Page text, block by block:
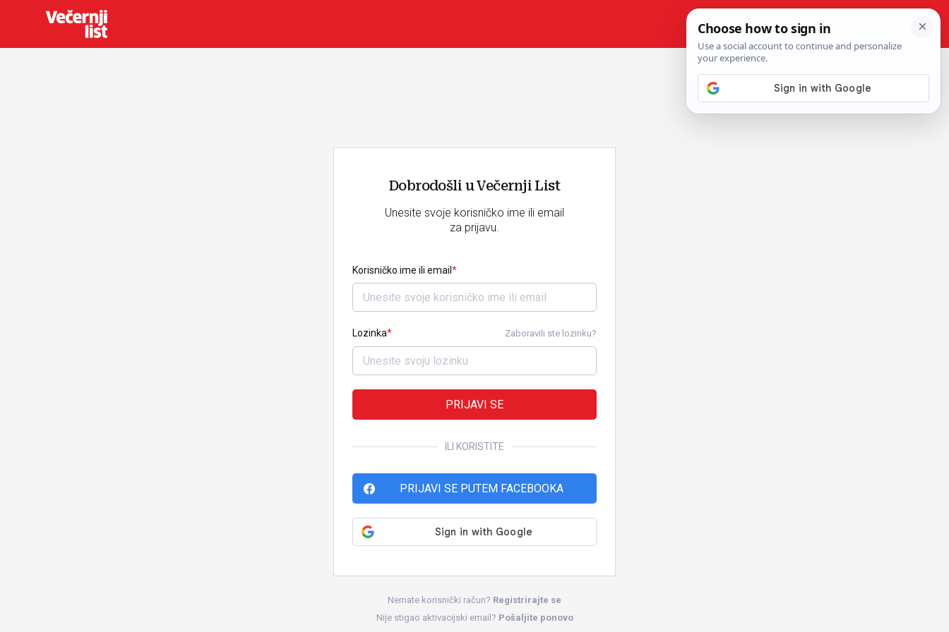
Dobrodošli u Večernji List
Unesite svoje korisničko ime ili email
za prijavu.
Korisničko ime ili email
Lozinka Zaboravili ste lozinku?
PRIJAVI SE
ILI KORISTITE
PRIJAVI SE PUTEM FACEBOOKA
Nemate korisnički račun? Registrirajte se
Nije stigao aktivacijski email? Pošaljite ponovo